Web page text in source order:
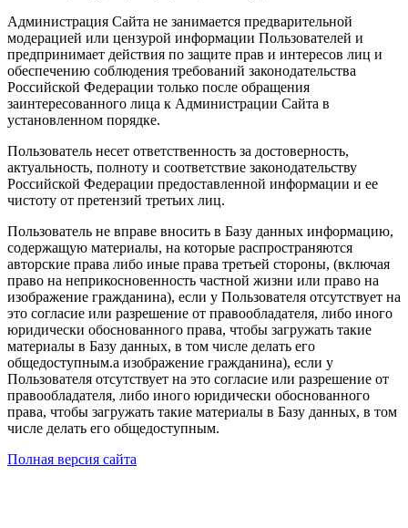
Администрация Сайта не занимается предварительной
модерацией или цензурой информации Пользователей и
предпринимает действия по защите прав и интересов лиц и
обеспечению соблюдения требований законодательства
Российской Федерации только после обращения
заинтересованного лица к Администрации Сайта в
установленном порядке.
Пользователь несет ответственность за достоверность,
актуальность, полноту и соответствие законодательству
Российской Федерации предоставленной информации и ее
чистоту от претензий третьих лиц.
Пользователь не вправе вносить в Базу данных информацию,
содержащую материалы, на которые распространяются
авторские права либо иные права третьей стороны, (включая
право на неприкосновенность частной жизни или право на
изображение гражданина), если у Пользователя отсутствует на
это согласие или разрешение от правообладателя, либо иного
юридически обоснованного права, чтобы загружать такие
материалы в Базу данных, в том числе делать его
общедоступным.а изображение гражданина), если у
Пользователя отсутствует на это согласие или разрешение от
правообладателя, либо иного юридически обоснованного
права, чтобы загружать такие материалы в Базу данных, в том
числе делать его общедоступным.
Полная версия сайта